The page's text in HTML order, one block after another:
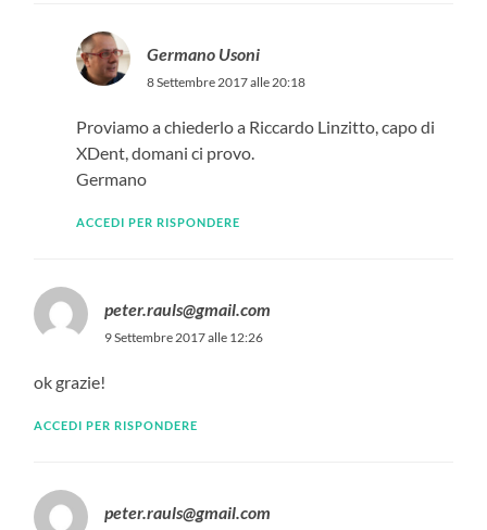
Germano Usoni
8 Settembre 2017 alle 20:18
Proviamo a chiederlo a Riccardo Linzitto, capo di
XDent, domani ci provo.
Germano
ACCEDI PER RISPONDERE
peter.rauls@gmail.com
9 Settembre 2017 alle 12:26
ok grazie!
ACCEDI PER RISPONDERE
peter.rauls@gmail.com